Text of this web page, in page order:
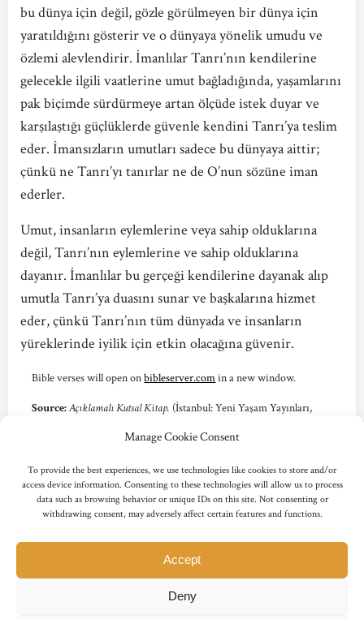
Manage Cookie Consent
To provide the best experiences, we use technologies like cookies to store and/or
access device information. Consenting to these technologies will allow us to process
data such as browsing behavior or unique IDs on this site. Not consenting or
withdrawing consent, may adversely affect certain features and functions.
Accept
Deny
bu dünya için değil, gözle görülmeyen bir dünya için
yaratıldığını gösterir ve o dünyaya yönelik umudu ve
özlemi alevlendirir. İmanlılar Tanrı’nın kendilerine
gelecekle ilgili vaatlerine umut bağladığında, yaşamlarını
pak biçimde sürdürmeye artan ölçüde istek duyar ve
karşılaştığı güçlüklerde güvenle kendini Tanrı’ya teslim
eder. İmansızların umutları sadece bu dünyaya aittir;
çünkü ne Tanrı’yı tanırlar ne de O’nun sözüne iman
ederler.
Umut, insanların eylemlerine veya sahip olduklarına
değil, Tanrı’nın eylemlerine ve sahip olduklarına
dayanır. İmanlılar bu gerçeği kendilerine dayanak alıp
umutla Tanrı’ya duasını sunar ve başkalarına hizmet
eder, çünkü Tanrı’nın tüm dünyada ve insanların
yüreklerinde iyilik için etkin olacağına güvenir.
Bible verses will open onbibleserver.comin a new window.
Source:Açıklamalı Kutsal Kitap. (İstanbul: Yeni Yaşam Yayınları,
© 2011-2026 Tanrıbilim Hazinesi editorial team. All Rights reserved.
All content on this site is used under license of the copyright